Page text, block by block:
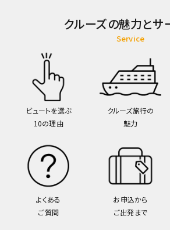
クルーズの魅力とサ
Service
ビュートを選ぶ
10の理由
クルーズ旅行の
魅力
よくある
ご質問
お申込から
ご出発まで